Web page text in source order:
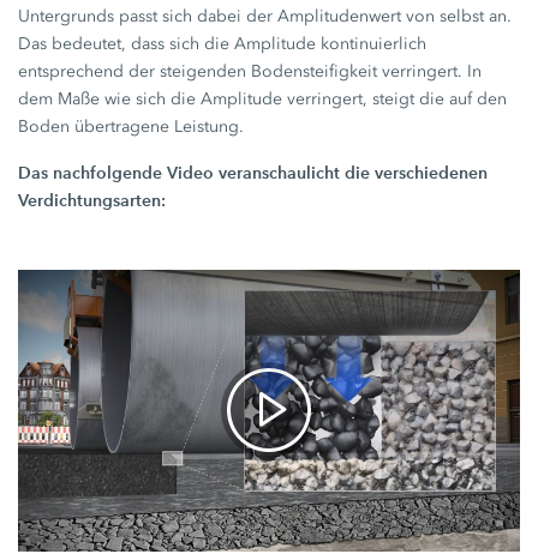
Untergrunds passt sich dabei der Amplitudenwert von selbst an.
Das bedeutet, dass sich die Amplitude kontinuierlich
entsprechend der steigenden Bodensteifigkeit verringert. In
dem Maße wie sich die Amplitude verringert, steigt die auf den
Boden übertragene Leistung.
Das nachfolgende Video veranschaulicht die verschiedenen
Verdichtungsarten: